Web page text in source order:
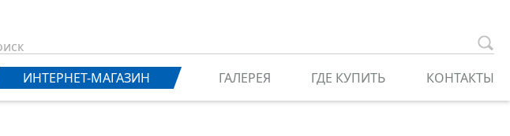
ИНТЕРНЕТ-МАГАЗИН ГАЛЕРЕЯ ГДЕ КУПИТЬ КОНТАКТЫ